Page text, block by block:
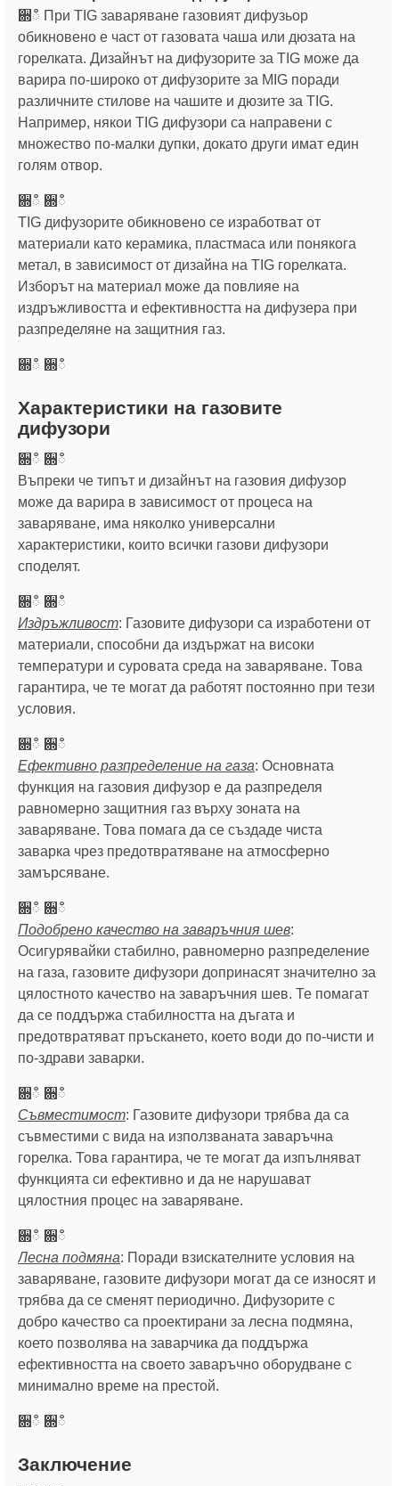
਍ഀ При TIG заваряване газовият дифузьор
обикновено е част от газовата чаша или дюзата на
горелката. Дизайнът на дифузорите за TIG може да
варира по-широко от дифузорите за MIG поради
различните стилове на чашите и дюзите за TIG.
Например, някои TIG дифузори са направени с
множество по-малки дупки, докато други имат един
голям отвор.
਍ഀ ਍ഀ
TIG дифузорите обикновено се изработват от
материали като керамика, пластмаса или понякога
метал, в зависимост от дизайна на TIG горелката.
Изборът на материал може да повлияе на
издръжливостта и ефективността на дифузера при
разпределяне на защитния газ.
਍ഀ ਍ഀ
Характеристики на газовите
дифузори
਍ഀ ਍ഀ
Въпреки че типът и дизайнът на газовия дифузор
може да варира в зависимост от процеса на
заваряване, има няколко универсални
характеристики, които всички газови дифузори
споделят.
਍ഀ ਍ഀ
Издръжливост: Газовите дифузори са изработени от
материали, способни да издържат на високи
температури и суровата среда на заваряване. Това
гарантира, че те могат да работят постоянно при тези
условия.
਍ഀ ਍ഀ
Ефективно разпределение на газа: Основната
функция на газовия дифузор е да разпределя
равномерно защитния газ върху зоната на
заваряване. Това помага да се създаде чиста
заварка чрез предотвратяване на атмосферно
замърсяване.
਍ഀ ਍ഀ
Подобрено качество на заваръчния шев:
Осигурявайки стабилно, равномерно разпределение
на газа, газовите дифузори допринасят значително за
цялостното качество на заваръчния шев. Те помагат
да се поддържа стабилността на дъгата и
предотвратяват пръскането, което води до по-чисти и
по-здрави заварки.
਍ഀ ਍ഀ
Съвместимост: Газовите дифузори трябва да са
съвместими с вида на използваната заваръчна
горелка. Това гарантира, че те могат да изпълняват
функцията си ефективно и да не нарушават
цялостния процес на заваряване.
਍ഀ ਍ഀ
Лесна подмяна: Поради взискателните условия на
заваряване, газовите дифузори могат да се износят и
трябва да се сменят периодично. Дифузорите с
добро качество са проектирани за лесна подмяна,
което позволява на заварчика да поддържа
ефективността на своето заваръчно оборудване с
минимално време на престой.
਍ഀ ਍ഀ
Заключение